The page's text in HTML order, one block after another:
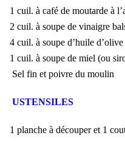
1 cuil. à café de moutarde à
2 cuil. à soupe de vinaigre
4 cuil. à soupe d’huile d’olive
1 cuil. à soupe de miel (ou
Sel fin et poivre du moulin
USTENSILES
1 planche à découper et 1